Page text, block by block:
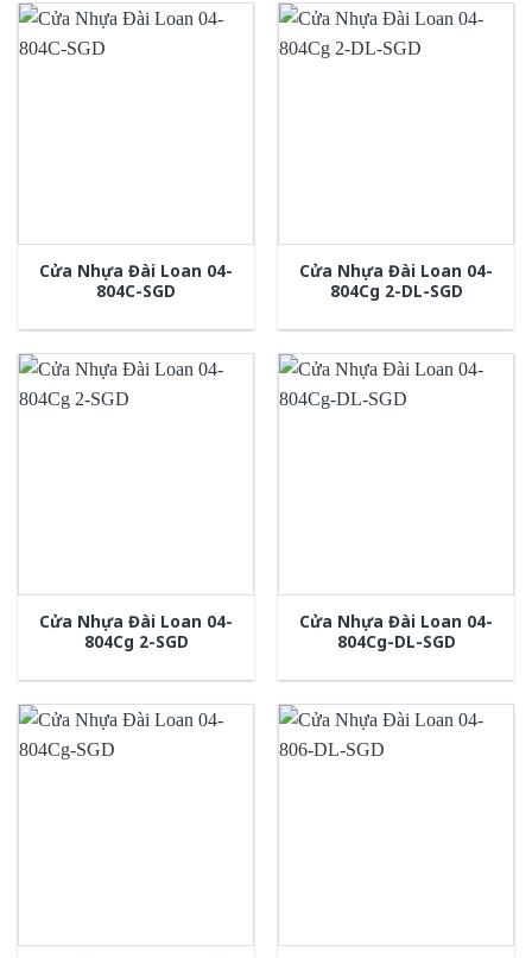
Cửa Nhựa Đài Loan 04-
804C-SGD
Cửa Nhựa Đài Loan 04-
804Cg 2-DL-SGD
Cửa Nhựa Đài Loan 04-
804Cg 2-SGD
Cửa Nhựa Đài Loan 04-
804Cg-DL-SGD